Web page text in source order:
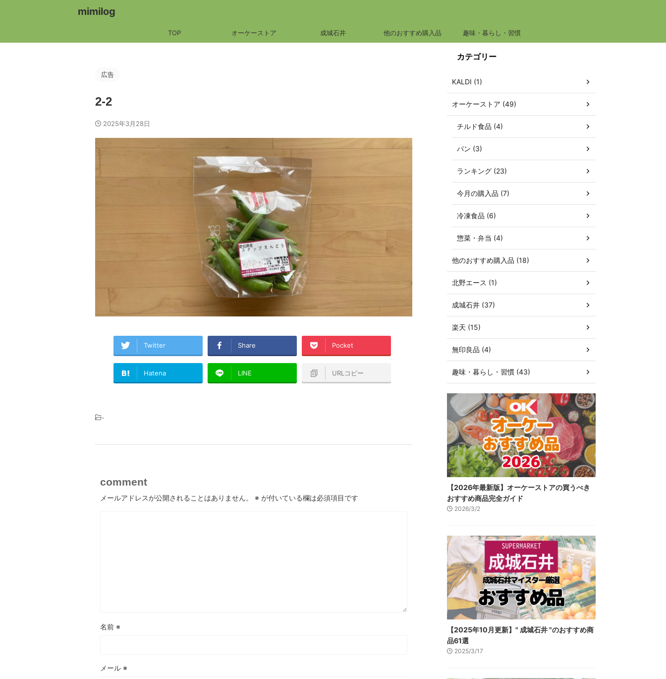
mimilog
TOP オーケーストア 成城石井 他のおすすめ購入品 趣味・暮らし・習慣
広告
2-2
2025年3月28日
Twitter Share Pocket
Hatena LINE URLコピー
-
comment
メールアドレスが公開されることはありません。 ※ が付いている欄は必須項目です
名前 ※
メール ※
カテゴリー
KALDI (1)
オーケーストア (49)
チルド食品 (4)
パン (3)
ランキング (23)
今月の購入品 (7)
冷凍食品 (6)
惣菜・弁当 (4)
他のおすすめ購入品 (18)
北野エース (1)
成城石井 (37)
楽天 (15)
無印良品 (4)
趣味・暮らし・習慣 (43)
【2026年最新版】オーケーストアの買うべき
おすすめ商品完全ガイド
2026/3/2
【2025年10月更新】" 成城石井 "のおすすめ商
品61選
2025/3/17